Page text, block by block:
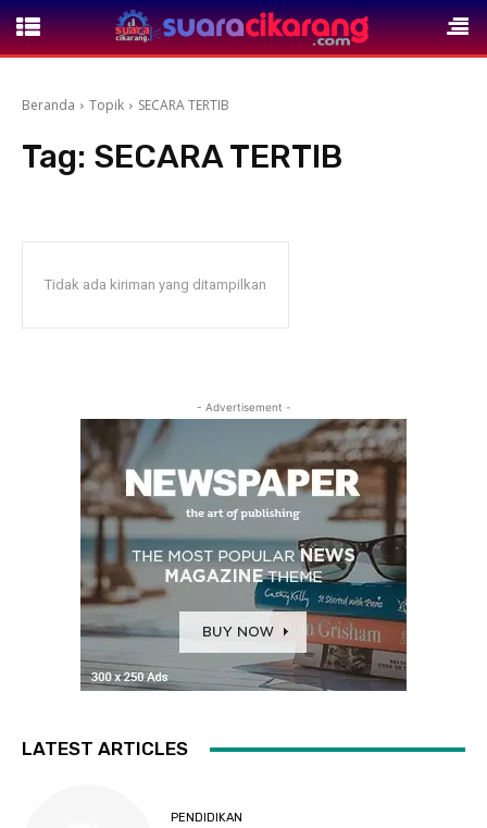
Beranda Topik SECARA TERTIB
Tag: SECARA TERTIB
Tidak ada kiriman yang ditampilkan
- Advertisement -
LATEST ARTICLES
PENDIDIKAN